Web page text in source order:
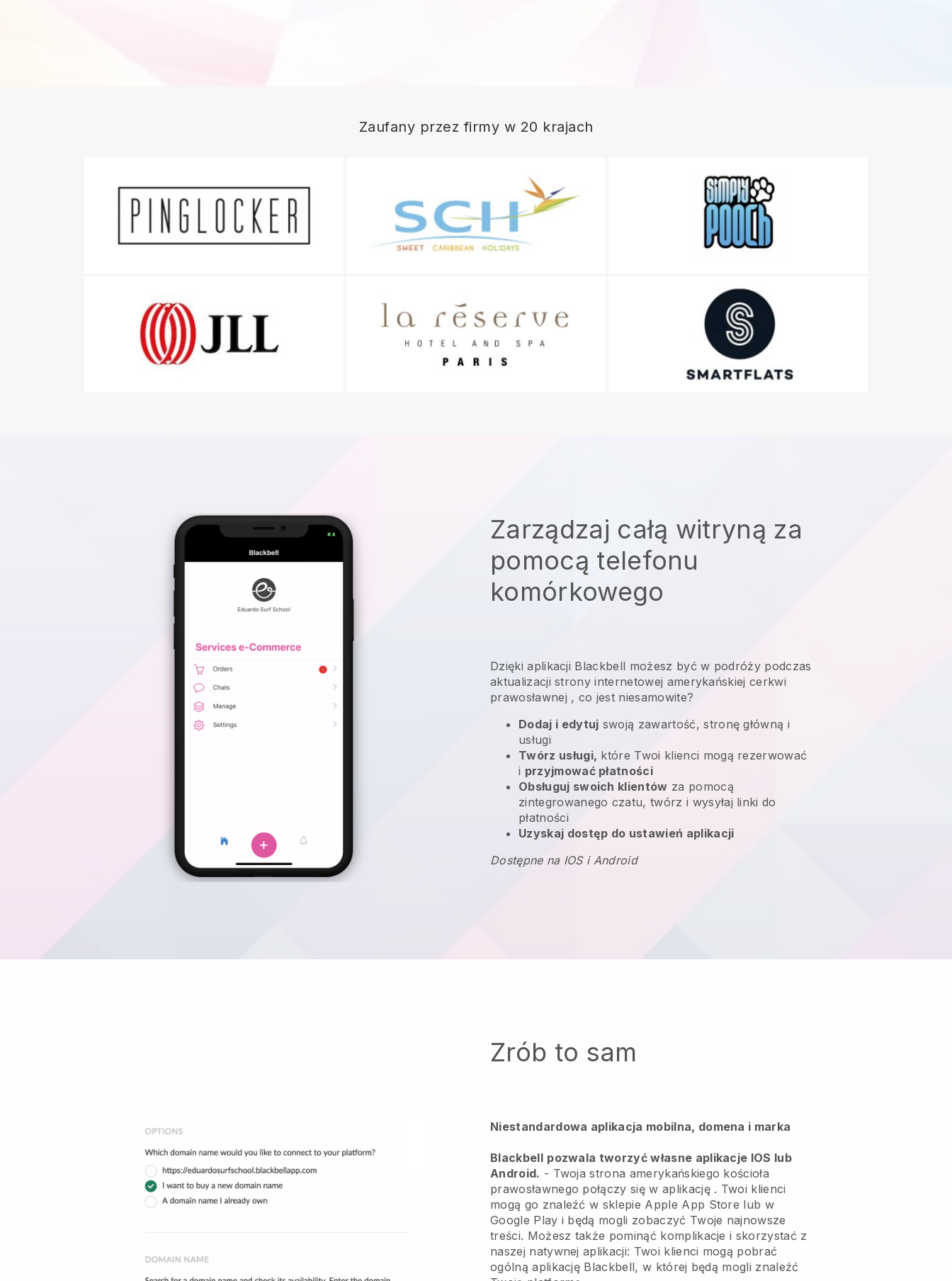
Zaufany przez firmy w 20 krajach
Zarządzaj całą witryną za
pomocą telefonu
komórkowego
Dzięki aplikacji Blackbell możesz być w podróży podczas
aktualizacji strony internetowej amerykańskiej cerkwi
prawosławnej , co jest niesamowite?
Dodaj i edytuj swoją zawartość, stronę główną i
usługi
Twórz usługi, które Twoi klienci mogą rezerwować
i przyjmować płatności
Obsługuj swoich klientów za pomocą
zintegrowanego czatu, twórz i wysyłaj linki do
płatności
Uzyskaj dostęp do ustawień aplikacji
Dostępne na IOS i Android
Zrób to sam
Niestandardowa aplikacja mobilna, domena i marka
Blackbell pozwala tworzyć własne aplikacje IOS lub
Android. - Twoja strona amerykańskiego kościoła
prawosławnego połączy się w aplikację. Twoi klienci
mogą go znaleźć w sklepie Apple App Store lub w
Google Play i będą mogli zobaczyć Twoje najnowsze
treści. Możesz także pominąć komplikacje i skorzystać z
naszej natywnej aplikacji: Twoi klienci mogą pobrać
ogólną aplikację Blackbell, w której będą mogli znaleźć